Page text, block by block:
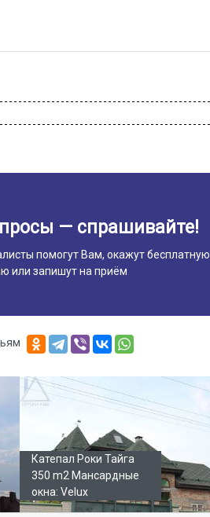
— спрашивайте!
помогут Вам, окажут бесплатную
или запишут на приём
Катепал Роки Тайга
350 m2 Мансардные
окна: Velux